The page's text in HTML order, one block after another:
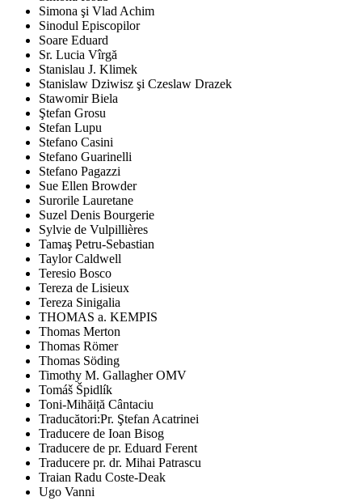
Simona şi Vlad Achim
Sinodul Episcopilor
Soare Eduard
Sr. Lucia Vîrgă
Stanislau J. Klimek
Stanislaw Dziwisz şi Czeslaw Drazek
Stawomir Biela
Ştefan Grosu
Stefan Lupu
Stefano Casini
Stefano Guarinelli
Stefano Pagazzi
Sue Ellen Browder
Surorile Lauretane
Suzel Denis Bourgerie
Sylvie de Vulpillières
Tamaş Petru-Sebastian
Taylor Caldwell
Teresio Bosco
Tereza de Lisieux
Tereza Sinigalia
THOMAS a. KEMPIS
Thomas Merton
Thomas Römer
Thomas Söding
Timothy M. Gallagher OMV
Tomáš Špidlík
Toni-Mihăiță Cântaciu
Traducători:Pr. Ştefan Acatrinei
Traducere de Ioan Bisog
Traducere de pr. Eduard Ferent
Traducere pr. dr. Mihai Patrascu
Traian Radu Coste-Deak
Ugo Vanni